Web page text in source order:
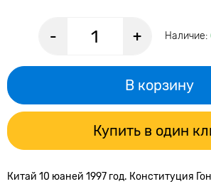
- + Наличие:
В корзину
Купить в один
Китай 10 юаней 1997 год. Конституция